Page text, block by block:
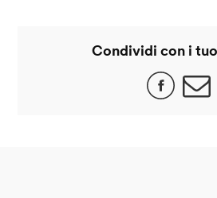
Condividi con i